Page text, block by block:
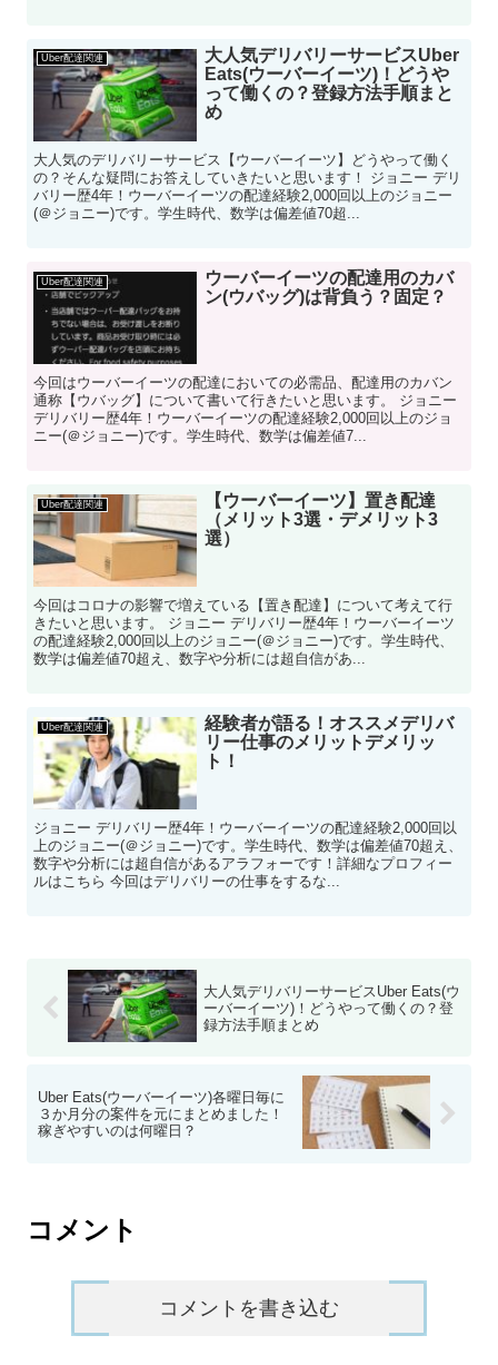
Uber配達関連
大人気デリバリーサービスUber
Eats(ウーバーイーツ)！どうや
って働くの？登録方法手順まと
め
大人気のデリバリーサービス【ウーバーイーツ】どうやって働く
の？そんな疑問にお答えしていきたいと思います！ ジョニー デリ
バリー歴4年！ウーバーイーツの配達経験2,000回以上のジョニー
(＠ジョニー)です。学生時代、数学は偏差値70超...
Uber配達関連
ウーバーイーツの配達用のカバ
ン(ウバッグ)は背負う？固定？
今回はウーバーイーツの配達においての必需品、配達用のカバン
通称【ウバッグ】について書いて行きたいと思います。 ジョニー
デリバリー歴4年！ウーバーイーツの配達経験2,000回以上のジョ
ニー(＠ジョニー)です。学生時代、数学は偏差値7...
Uber配達関連
【ウーバーイーツ】置き配達
（メリット3選・デメリット3
選）
今回はコロナの影響で増えている【置き配達】について考えて行
きたいと思います。 ジョニー デリバリー歴4年！ウーバーイーツ
の配達経験2,000回以上のジョニー(＠ジョニー)です。学生時代、
数学は偏差値70超え、数字や分析には超自信があ...
Uber配達関連
経験者が語る！オススメデリバ
リー仕事のメリットデメリッ
ト！
ジョニー デリバリー歴4年！ウーバーイーツの配達経験2,000回以
上のジョニー(＠ジョニー)です。学生時代、数学は偏差値70超え、
数字や分析には超自信があるアラフォーです！詳細なプロフィー
ルはこちら 今回はデリバリーの仕事をするな...
大人気デリバリーサービスUber Eats(ウ
ーバーイーツ)！どうやって働くの？登
録方法手順まとめ
Uber Eats(ウーバーイーツ)各曜日毎に
３か月分の案件を元にまとめました！
稼ぎやすいのは何曜日？
コメント
コメントを書き込む